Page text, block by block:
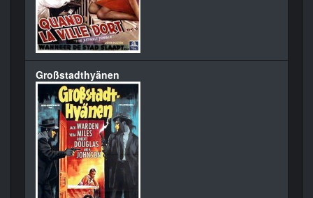
Großstadthyänen